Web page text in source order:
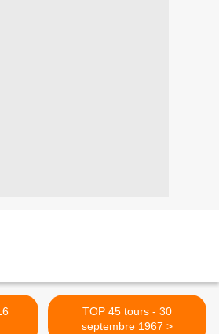
TOP 45 tours - 30
septembre 1967 >